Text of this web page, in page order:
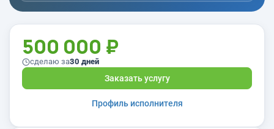
500 000 ₽
сделаю за30 дней
Заказать услугу
Профиль исполнителя